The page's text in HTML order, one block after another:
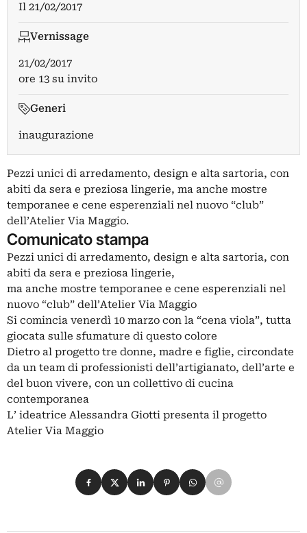
Il 21/02/2017
Vernissage
21/02/2017
ore 13 su invito
Generi
inaugurazione
Pezzi unici di arredamento, design e alta sartoria, con
abiti da sera e preziosa lingerie, ma anche mostre
temporanee e cene esperenziali nel nuovo “club”
dell’Atelier Via Maggio.
Comunicato stampa
Pezzi unici di arredamento, design e alta sartoria, con
abiti da sera e preziosa lingerie,
ma anche mostre temporanee e cene esperenziali nel
nuovo “club” dell’Atelier Via Maggio
Si comincia venerdì 10 marzo con la “cena viola”, tutta
giocata sulle sfumature di questo colore
Dietro al progetto tre donne, madre e figlie, circondate
da un team di professionisti dell’artigianato, dell’arte e
del buon vivere, con un collettivo di cucina
contemporanea
L’ ideatrice Alessandra Giotti presenta il progetto
Atelier Via Maggio
Condividi su Facebook
Condividi su X
Condividi su LinkedIn
Condividi su Pinterest
Condividi su WhatsApp
Condividi su Email